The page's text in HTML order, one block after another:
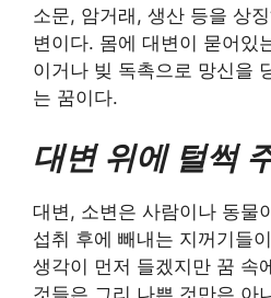
소문, 암거래, 생산 등을 상
변이다. 몸에 대변이 묻어있
이거나 빚 독촉으로 망신을
는 꿈이다.
대변 위에 털썩
대변, 소변은 사람이나 동물
섭취 후에 빼내는 지꺼기들
생각이 먼저 들겠지만 꿈 속